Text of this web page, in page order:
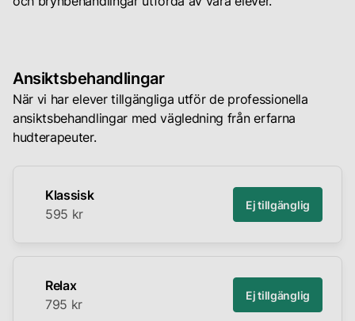
hudterapeut
Ansiktsbehandlingar
När vi har elever tillgängliga utför de professionella
ansiktsbehandlingar med vägledning från erfarna
hudterapeuter.
Klassisk
595 kr
Ej tillgänglig
Relax
795 kr
Ej tillgänglig